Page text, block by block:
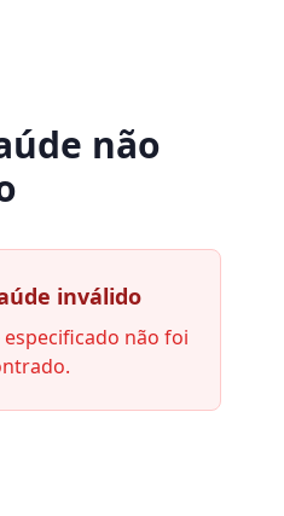
não
inválido
não foi